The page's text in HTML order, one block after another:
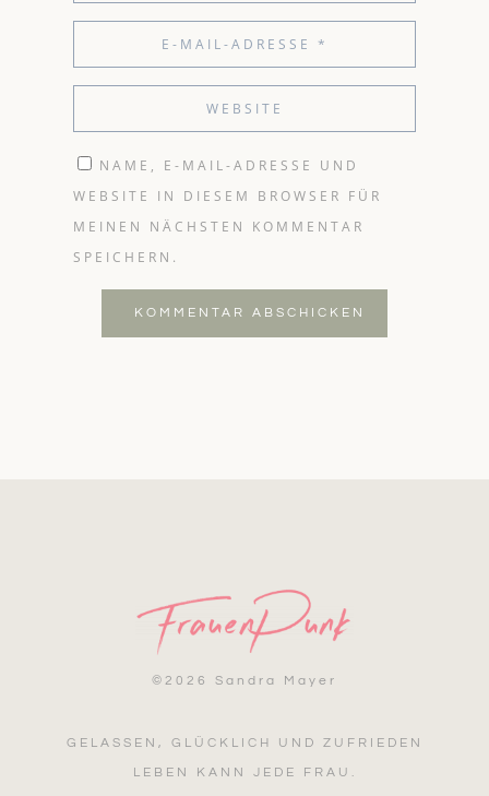
NAME, E-MAIL-ADRESSE UND
WEBSITE IN DIESEM BROWSER FÜR
MEINEN NÄCHSTEN KOMMENTAR
SPEICHERN.
KOMMENTAR ABSCHICKEN
© 2026 Sandra Mayer
GELASSEN, GLÜCKLICH UND ZUFRIEDEN
LEBEN KANN JEDE FRAU.